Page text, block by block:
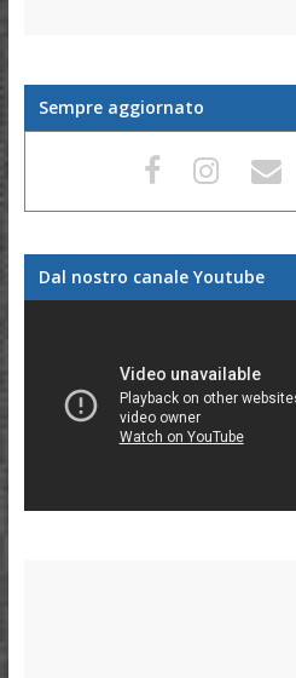
Sempre aggiornato
Dal nostro canale Youtube